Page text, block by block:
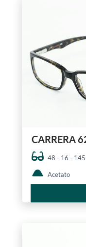
CARRERA
48 - 16 -
Acetato